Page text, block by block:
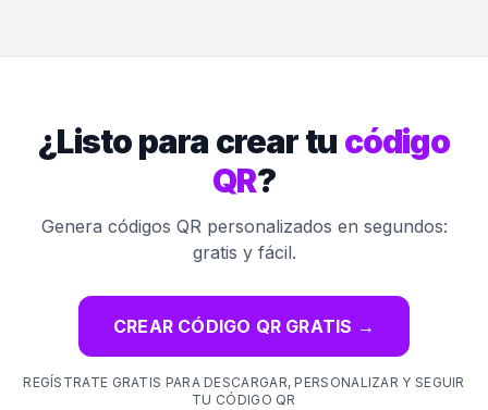
¿Listo para crear tu código
QR?
Genera códigos QR personalizados en segundos:
gratis y fácil.
CREAR CÓDIGO QR GRATIS →
REGÍSTRATE GRATIS PARA DESCARGAR, PERSONALIZAR Y SEGUIR
TU CÓDIGO QR